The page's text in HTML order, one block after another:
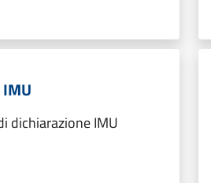
dichiarazione IMU